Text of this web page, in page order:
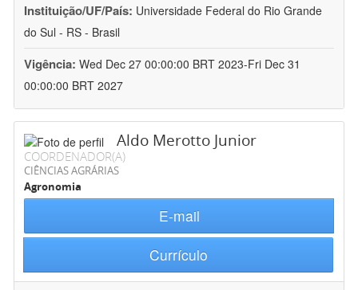
Instituição/UF/País: Universidade Federal do Rio Grande
do Sul - RS - Brasil
Vigência: Wed Dec 27 00:00:00 BRT 2023-Fri Dec 31
00:00:00 BRT 2027
Aldo Merotto Junior
COORDENADOR(A)
CIÊNCIAS AGRÁRIAS
Agronomia
E-mail
Currículo